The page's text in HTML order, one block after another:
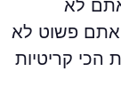
לא
פשוט לא
הכי קריטיות